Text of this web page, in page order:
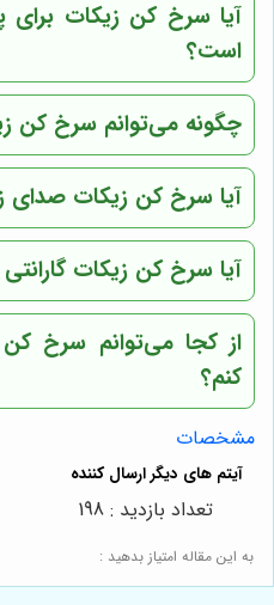
آیا سرخ کن زیکات برای
است؟
چگونه می‌توانم سرخ کن
آیا سرخ کن زیکات صدای
آیا سرخ کن زیکات گارانتی
از کجا می‌توانم سرخ
کنم؟
مشخصات
به این مقاله امتیاز بدهید :
تعداد بازدید : 198